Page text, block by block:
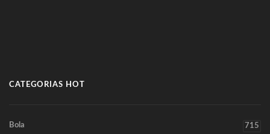
CATEGORIAS HOT
Bola 715